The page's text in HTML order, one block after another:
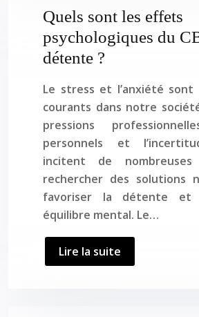
Quels sont les effets
psychologiques du
détente ?
Le stress et l’anxiété sont
courants dans notre
pressions
personnels et
incitent de
rechercher des solutions
favoriser la détente et
équilibre mental. Le…
Lire la suite